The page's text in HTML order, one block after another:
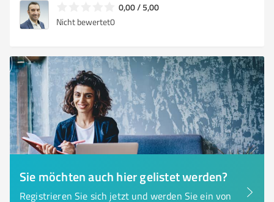
0,00 / 5,00
Nicht bewertet0
Sie möchten auch hier gelistet werden?
Registrieren Sie sich jetzt und werden Sie ein von